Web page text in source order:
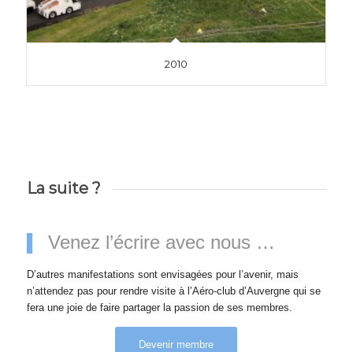
2010
La suite ?
Venez l’écrire avec nous …
D’autres manifestations sont envisagées pour l’avenir, mais
n’attendez pas pour rendre visite à l’Aéro-club d’Auvergne qui se
fera une joie de faire partager la passion de ses membres.
Devenir membre